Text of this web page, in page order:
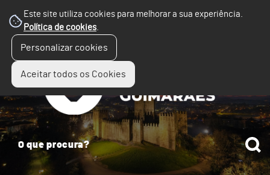
Este site utiliza cookies para melhorar a sua experiência.
Política de cookies.
Personalizar cookies
Aceitar todos os Cookies